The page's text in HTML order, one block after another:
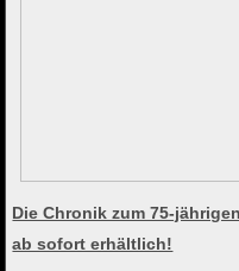
Die Chronik zum 75-
ab sofort erhältlich!